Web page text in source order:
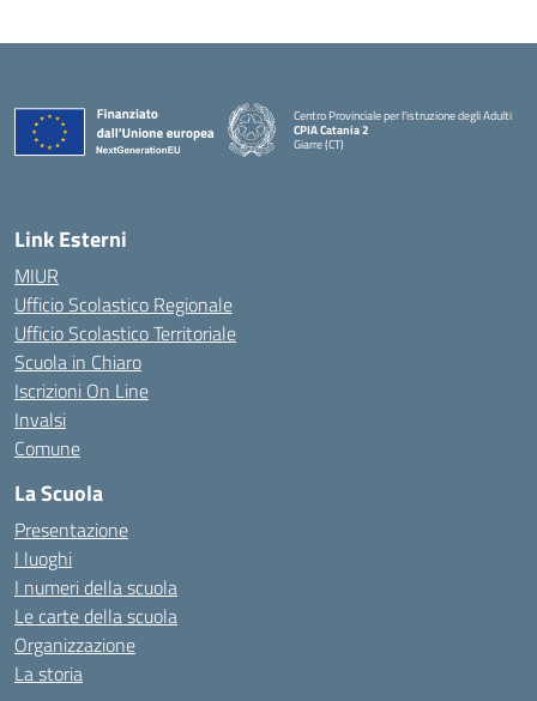
Centro Provinciale per l'istruzione degli Adulti
CPIA Catania 2
Giarre (CT)
Link Esterni
MIUR
Ufficio Scolastico Regionale
Ufficio Scolastico Territoriale
Scuola in Chiaro
Iscrizioni On Line
Invalsi
Comune
La Scuola
Presentazione
I luoghi
I numeri della scuola
Le carte della scuola
Organizzazione
La storia